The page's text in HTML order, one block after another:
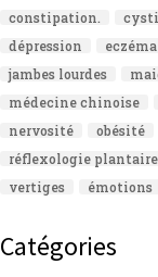
constipation.
dépression
eczéma
jambes lourdes
médecine chinoise
nervosité
obésité
réflexologie plantaire
vertiges
émotions
Catégories